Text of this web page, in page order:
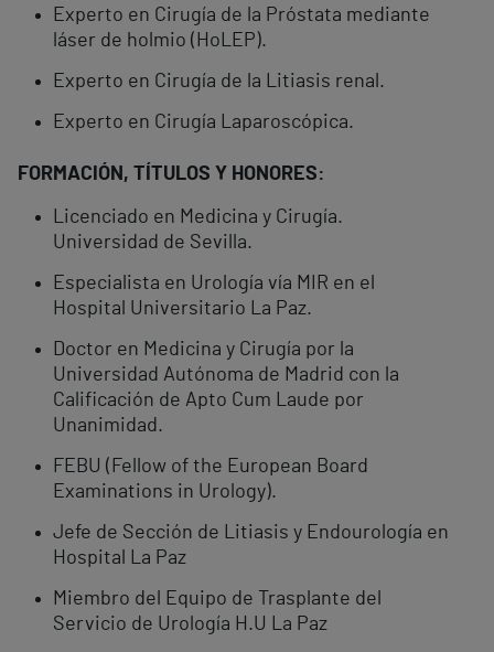
Experto en Cirugía de la Próstata mediante
láser de holmio (HoLEP).
Experto en Cirugía de la Litiasis renal.
Experto en Cirugía Laparoscópica.
FORMACIÓN, TÍTULOS Y HONORES:
Licenciado en Medicina y Cirugía.
Universidad de Sevilla.
Especialista en Urología vía MIR en el
Hospital Universitario La Paz.
Doctor en Medicina y Cirugía por la
Universidad Autónoma de Madrid con la
Calificación de Apto Cum Laude por
Unanimidad.
FEBU (Fellow of the European Board
Examinations in Urology).
Jefe de Sección de Litiasis y Endourología en
Hospital La Paz
Miembro del Equipo de Trasplante del
Servicio de Urología H.U La Paz